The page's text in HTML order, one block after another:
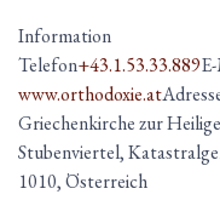
Information
Telefon+43.1.53.33.889
www.orthodoxie.at
Griechenkirche zur
Stubenviertel,
1010, Österreich